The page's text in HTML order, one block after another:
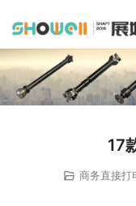
17
商务直接打